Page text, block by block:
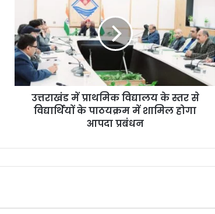
उत्तराखंड में प्राथमिक विद्यालय के स्तर से
विद्यार्थियों के पाठयक्रम में शामिल होगा
आपदा प्रबंधन